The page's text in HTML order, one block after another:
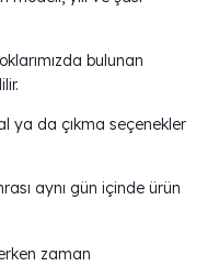
bulunan
ya da çıkma seçenekler
aynı gün içinde ürün
zaman